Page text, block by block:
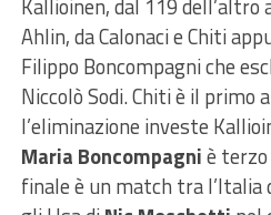
Kallioinen, dal 119 dell’altro
Ahlin, da Calonaci e Chiti
Filippo Boncompagni che
Niccolò Sodi. Chiti è il primo
l’eliminazione investe
Maria Boncompagniè
finale è un match tra l’Italia